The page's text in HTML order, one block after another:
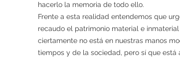
hacerlo la memoria de todo ello.
Frente a esta realidad entendemos que
recaudo el patrimonio material e
ciertamente no está en nuestras manos
tiempos y de la sociedad, pero sí que